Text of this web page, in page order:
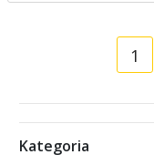
1
Kategoria